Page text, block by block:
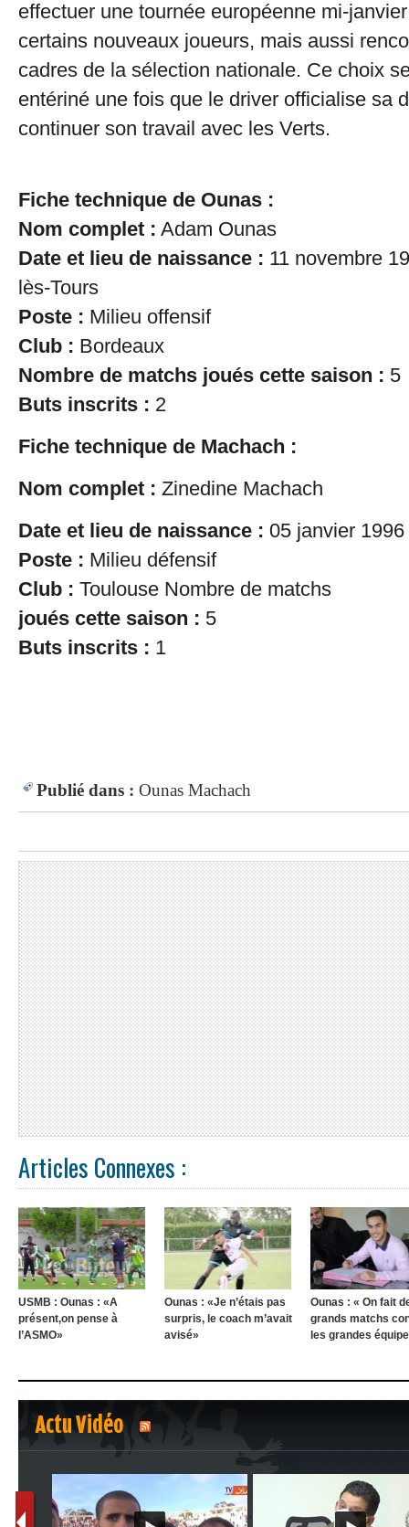
effectuer une tournée européenne mi-
certains nouveaux joueurs, mais aussi
cadres de la sélection nationale. Ce choix
entériné une fois que le driver officialise sa
continuer son travail avec les Verts.
Fiche technique de Ounas :
Nom complet : Adam Ounas
Date et lieu de naissance : 11 novembre
lès-Tours
Poste : Milieu offensif
Club : Bordeaux
Nombre de matchs joués cette saison : 5
Buts inscrits : 2
Fiche technique de Machach :
Nom complet : Zinedine Machach
Date et lieu de naissance : 05 janvier
Poste : Milieu défensif
Club : Toulouse Nombre de matchs
joués cette saison : 5
Buts inscrits : 1
Publié dans : Ounas Machach
Articles Connexes :
USMB : Ounas : «A
présent,on pense à
l’ASMO»
Ounas : «Je n’étais pas
surpris, le coach m’avait
avisé»
Ounas : « On fait
grands matchs
les grandes
Actu Vidéo
1 2